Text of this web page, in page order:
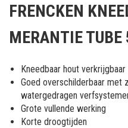
het
van
afbeeldingen-
gallerij
FRENCKEN
MERANTIE
Kneedbaar hout
Goed overschilderbaar met
watergedragen
Grote vullende werking
Korte droogtijden